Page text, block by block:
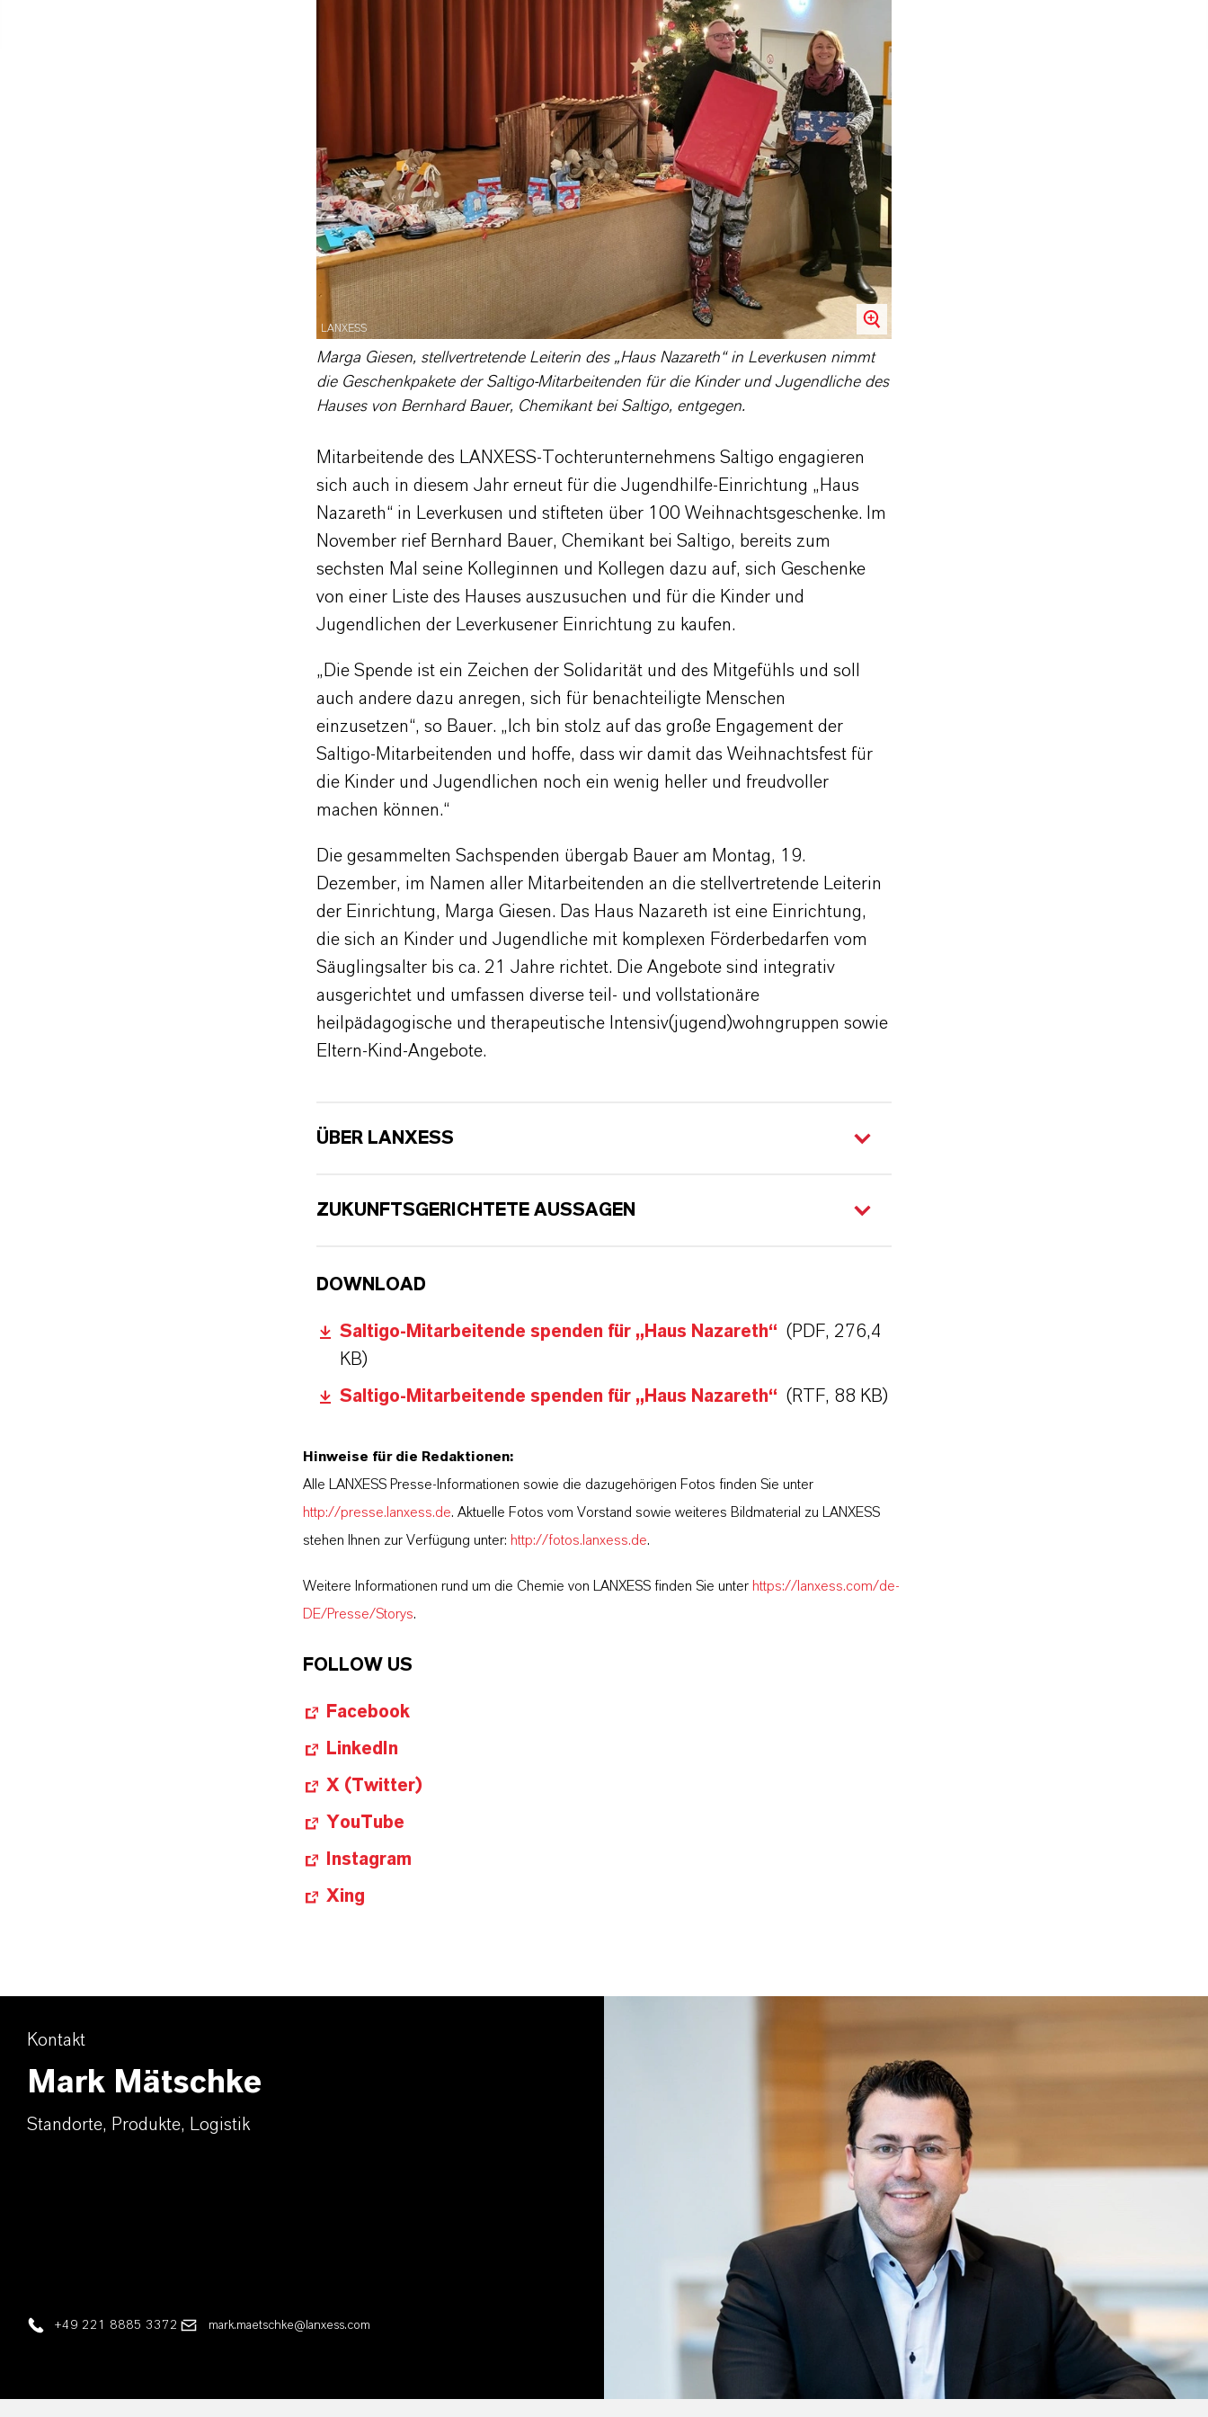
LANXESS
Marga Giesen, stellvertretende Leiterin des „Haus Nazareth“ in Leverkusen nimmt
die Geschenkpakete der Saltigo-Mitarbeitenden für die Kinder und Jugendliche des
Hauses von Bernhard Bauer, Chemikant bei Saltigo, entgegen.
Mitarbeitende des LANXESS-Tochterunternehmens Saltigo engagieren
sich auch in diesem Jahr erneut für die Jugendhilfe-Einrichtung „Haus
Nazareth“ in Leverkusen und stifteten über 100 Weihnachtsgeschenke. Im
November rief Bernhard Bauer, Chemikant bei Saltigo, bereits zum
sechsten Mal seine Kolleginnen und Kollegen dazu auf, sich Geschenke
von einer Liste des Hauses auszusuchen und für die Kinder und
Jugendlichen der Leverkusener Einrichtung zu kaufen.
„Die Spende ist ein Zeichen der Solidarität und des Mitgefühls und soll
auch andere dazu anregen, sich für benachteiligte Menschen
einzusetzen“, so Bauer. „Ich bin stolz auf das große Engagement der
Saltigo-Mitarbeitenden und hoffe, dass wir damit das Weihnachtsfest für
die Kinder und Jugendlichen noch ein wenig heller und freudvoller
machen können.“
Die gesammelten Sachspenden übergab Bauer am Montag, 19.
Dezember, im Namen aller Mitarbeitenden an die stellvertretende Leiterin
der Einrichtung, Marga Giesen. Das Haus Nazareth ist eine Einrichtung,
die sich an Kinder und Jugendliche mit komplexen Förderbedarfen vom
Säuglingsalter bis ca. 21 Jahre richtet. Die Angebote sind integrativ
ausgerichtet und umfassen diverse teil- und vollstationäre
heilpädagogische und therapeutische Intensiv(jugend)wohngruppen sowie
Eltern-Kind-Angebote.
ÜBER LANXESS
ZUKUNFTSGERICHTETE AUSSAGEN
DOWNLOAD
Saltigo-Mitarbeitende spenden für „Haus Nazareth“ (PDF, 276,4
KB)
Saltigo-Mitarbeitende spenden für „Haus Nazareth“ (RTF, 88 KB)
Hinweise für die Redaktionen:
Alle LANXESS Presse-Informationen sowie die dazugehörigen Fotos finden Sie unter
http://presse.lanxess.de. Aktuelle Fotos vom Vorstand sowie weiteres Bildmaterial zu LANXESS
stehen Ihnen zur Verfügung unter: http://fotos.lanxess.de.
Weitere Informationen rund um die Chemie von LANXESS finden Sie unter https://lanxess.com/de-
DE/Presse/Storys.
FOLLOW US
Facebook
LinkedIn
X (Twitter)
YouTube
Instagram
Xing
Kontakt
Mark Mätschke
Standorte, Produkte, Logistik
+49 221 8885 3372 mark.maetschke@lanxess.com